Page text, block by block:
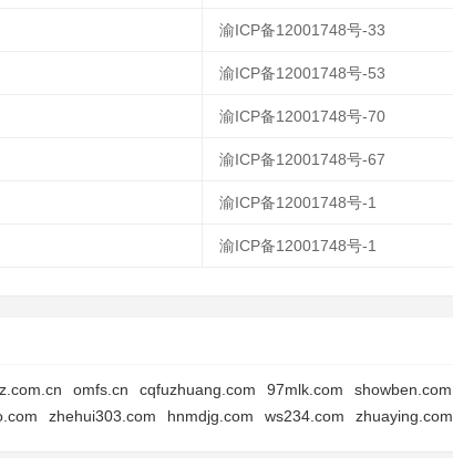
渝ICP备12001748号-33
渝ICP备12001748号-53
渝ICP备12001748号-70
渝ICP备12001748号-67
渝ICP备12001748号-1
渝ICP备12001748号-1
omfs.cn cqfuzhuang.com 97mlk.com showben.com
zhehui303.com hnmdjg.com ws234.com zhuaying.com